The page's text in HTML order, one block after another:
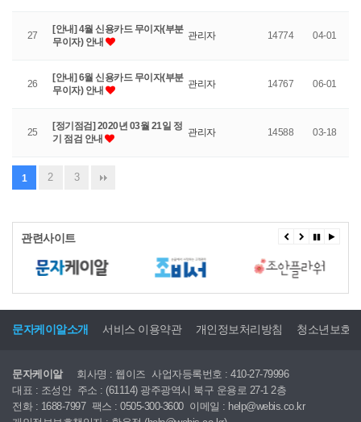
27
[안내] 4월 신용카드 무이자(부분
무이자) 안내
관리자 14774 04-01
26
[안내] 6월 신용카드 무이자(부분
무이자) 안내
관리자 14767 06-01
25
[정기점검] 2020년 03월 21일 정
기 점검 안내
관리자 14588 03-18
1 2 3
관련사이트
문자케이알소개 서비스 이용약관 개인정보처리방침 청소년보호
문자케이알 회사명 : 웹이즈 사업자등록번호 : 410-27-79996
대표 : 조성안 주소 : (61114) 광주광역시 북구 운용로 27-1 2층
전화 : 1688-7997 팩스 : 0505-300-3600 이메일 : help@webis.co.kr